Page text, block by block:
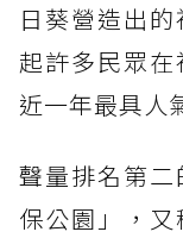
日葵營造出
起許多民眾
近一年最具人
聲量排名第
保公園」，